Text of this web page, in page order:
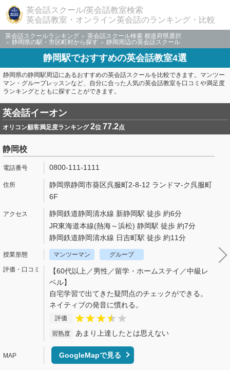
英会話スクール/英会話教室検索
英会話教室・オンライン英会話のランキング・比較
英会話スクールランキング
英会話スクール検索 都道府県選択
静岡県の駅・市区町村から探す
静岡周辺の英会話スクール
静岡駅でおすすめの英会話教室4選
静岡県の静岡駅周辺にあるおすすめの英会話スクールを比較できます。マンツー
マン・グループレッスンなど、自分に合った人気の英会話教室を口コミや満足度
ランキングとともに探すことができます。
英会話イーオン
オリコン顧客満足度ランキング2位 77.2点
静岡校
0800-111-1111
静岡県静岡市葵区呉服町2-8-12 ランドマ-ク呉服町
6F
静岡鉄道静岡清水線 新静岡駅 徒歩 約6分
JR東海道本線(熱海～浜松) 静岡駅 徒歩 約7分
静岡鉄道静岡清水線 日吉町駅 徒歩 約11分
マンツーマン グループ
【60代以上／男性／留学・ホームステイ／中級レ
ベル】
自宅学習で出てきた疑問点のチェックができる。
ネイティブの発音に慣れる。
評価
習熟度 あまり上達したとは思えない
GoogleMapで見る